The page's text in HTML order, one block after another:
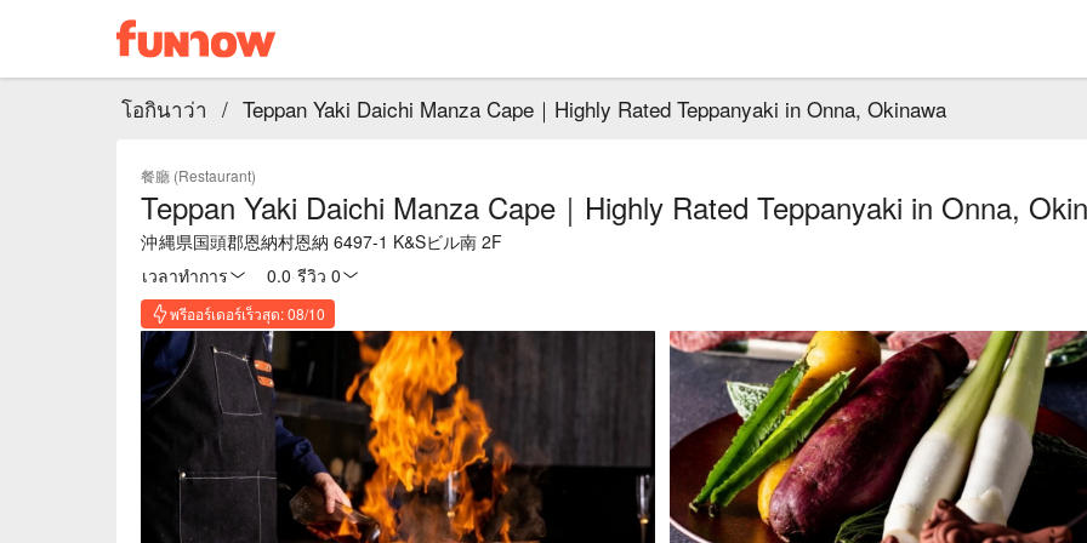
โอกินาว่า / Teppan Yaki Daichi Manza Cape｜Highly Rated Teppanyaki in Onna, Okinawa
餐廳 (Restaurant)
Teppan Yaki Daichi Manza Cape｜Highly Rated Teppanyaki in Onna,
沖縄県国頭郡恩納村恩納 6497-1 K&Sビル南 2F
เวลาทำการ
0.0 รีวิว 0
พรีออร์เดอร์เร็วสุด: 08/10